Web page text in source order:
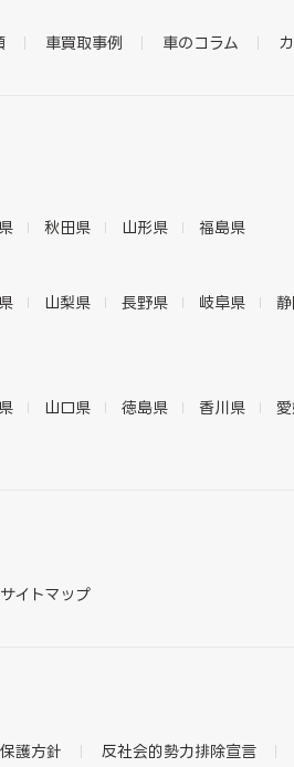
車買取事例 車のコラム
秋田県 山形県 福島県
山梨県 長野県 岐阜県
山口県 徳島県 香川県
サイトマップ
護方針 反社会的勢力排除宣言